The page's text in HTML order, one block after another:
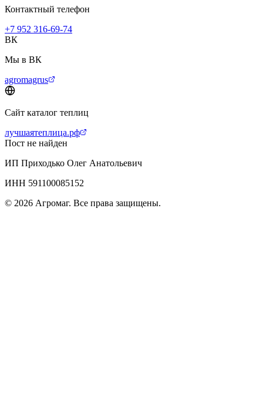
Контактный телефон
+7 952 316-69-74
ВК
Мы в ВК
agromagrus
Сайт каталог теплиц
лучшаятеплица.рф
Пост не найден
ИП Приходько Олег Анатольевич
ИНН 591100085152
© 2026 Агромаг. Все права защищены.